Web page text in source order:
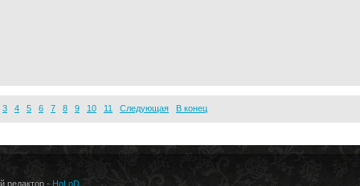
3 4 5 6 7 8 9 10 11 Следующая В конец
редактор - HoLoD